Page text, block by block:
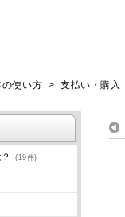
の使い方 > 支払い・購入
(19件)